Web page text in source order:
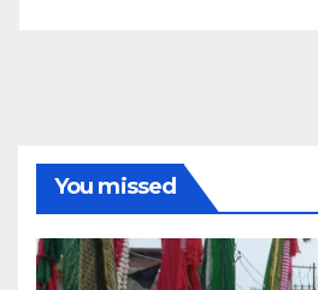
You missed